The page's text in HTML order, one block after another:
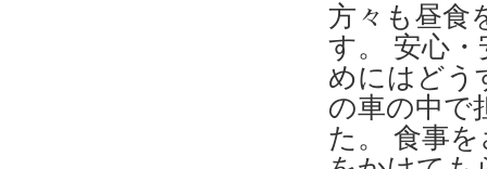
方々も昼食
す。 安心
めにはどう
の車の中で
た。 食事